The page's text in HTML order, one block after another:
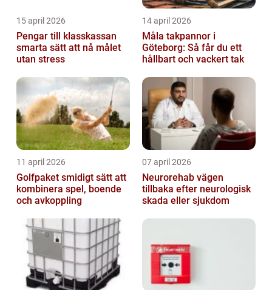
15 april 2026
Pengar till klasskassan
smarta sätt att nå målet
utan stress
14 april 2026
Måla takpannor i
Göteborg: Så får du ett
hållbart och vackert tak
11 april 2026
Golfpaket smidigt sätt att
kombinera spel, boende
och avkoppling
07 april 2026
Neurorehab vägen
tillbaka efter neurologisk
skada eller sjukdom